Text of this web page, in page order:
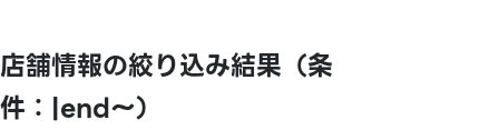
店舗情報の絞り込み結果（条
件：|end〜）